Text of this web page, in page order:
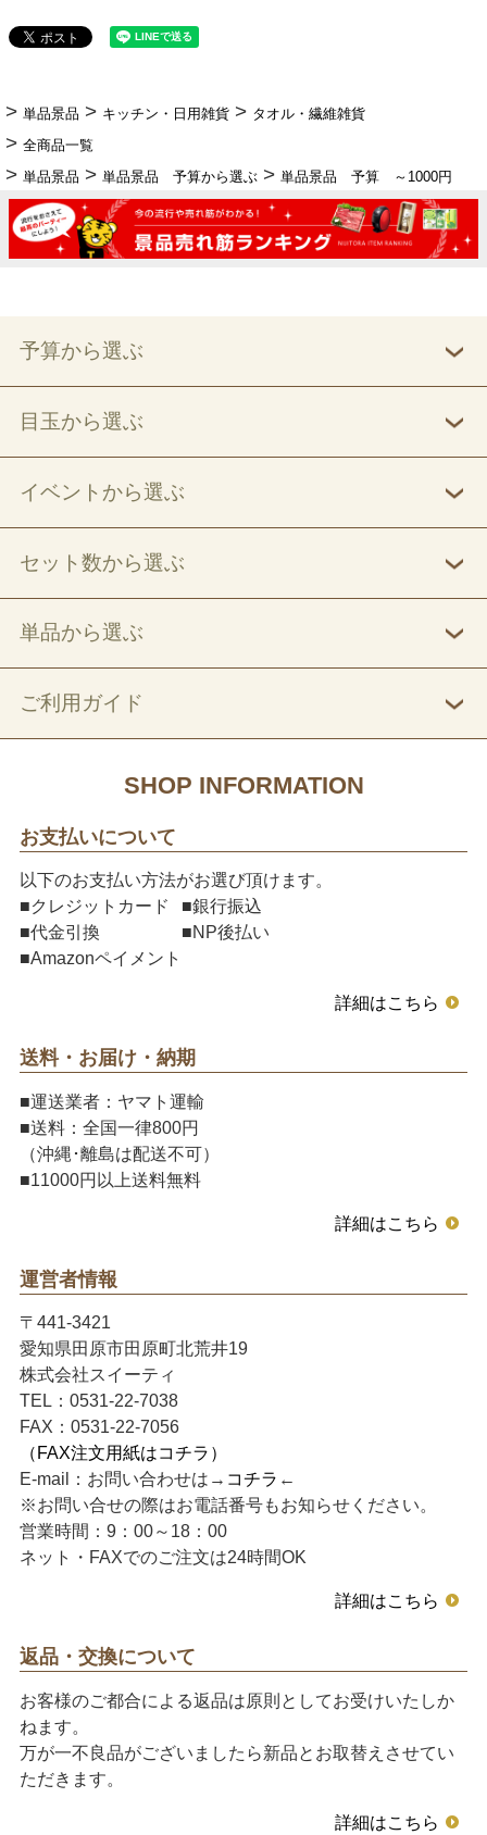
単品景品 キッチン・日用雑貨
タオル・繊維雑貨
全商品一覧
単品景品
単品景品 予算から選ぶ 単品景品 予算 ～1000円
予算から選ぶ
目玉から選ぶ
イベントから選ぶ
セット数から選ぶ
単品から選ぶ
ご利用ガイド
SHOP INFORMATION
お支払いについて
以下のお支払い方法がお選び頂けます。
■クレジットカード
■銀行振込
■代金引換
■NP後払い
■Amazonペイメント
詳細はこちら
送料・お届け・納期
■運送業者：ヤマト運輸
■送料：全国一律800円
（沖縄･離島は配送不可）
■11000円以上送料無料
詳細はこちら
運営者情報
〒441-3421
愛知県田原市田原町北荒井19
株式会社スイーティ
TEL：0531-22-7038
FAX：0531-22-7056
（FAX注文用紙はコチラ）
E-mail：お問い合わせは→ コチラ ←
※お問い合せの際はお電話番号もお知らせください。
営業時間：9：00～18：00
ネット・FAXでのご注文は24時間OK
詳細はこちら
返品・交換について
お客様のご都合による返品は原則としてお受けいたしか
ねます。
万が一不良品がございましたら新品とお取替えさせてい
ただきます。
詳細はこちら